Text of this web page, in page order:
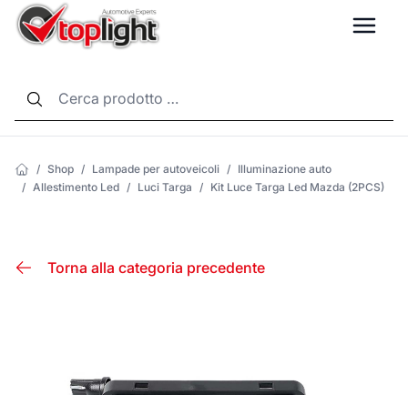
/ Shop / Lampade per autoveicoli / Illuminazione auto
/ Allestimento Led / Luci Targa / Kit Luce Targa Led Mazda (2PCS)
Torna alla categoria precedente